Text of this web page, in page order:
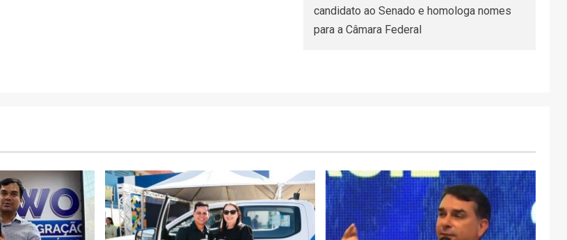
candidato ao Senado e homologa nomes
para a Câmara Federal